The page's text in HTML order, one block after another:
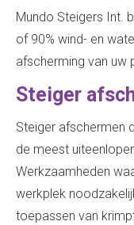
Mundo Steigers Int.
of 90% wind- en
afscherming van uw
Steiger
Steiger afschermen
de meest
Werkzaamheden
werkplek
toepassen van